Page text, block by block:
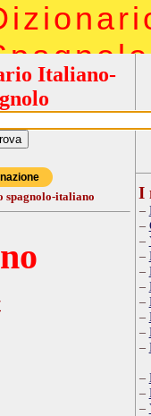
Italiano-
spagnolo-italiano I